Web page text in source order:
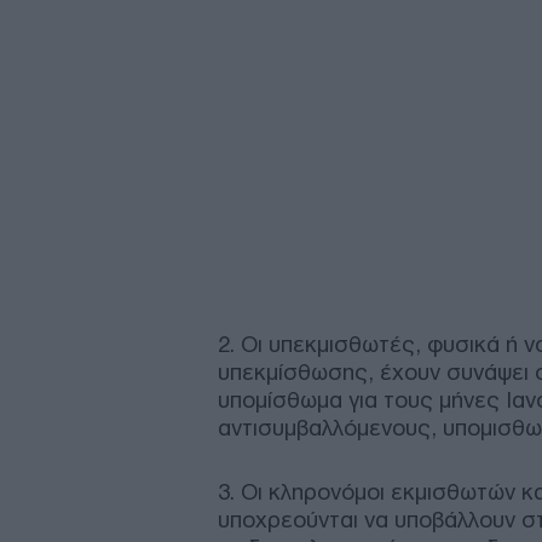
2. Οι υπεκμισθωτές, φυσικά ή
υπεκμίσθωσης, έχουν συνάψει
υπομίσθωμα για τους μήνες
αντισυμβαλλόμενους,
3. Οι κληρονόμοι εκμισθωτών
υποχρεούνται να υποβάλλουν